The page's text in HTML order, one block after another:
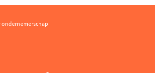
ondernemerschap